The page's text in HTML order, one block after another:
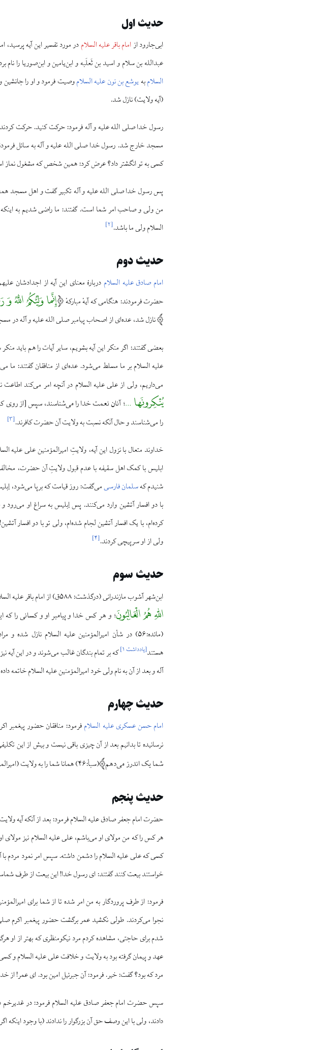
حدیث اول
ابی‌جارود ازامام باقر علیه السلامدر مورد تفسیر این آیه پرسید،
عبدالله بن سلام و اسید بن ثَعلَبه و ابن‌یامین و ابن‌صوریا را
السلامبهیوشع بن نون علیه السلاموصیت فرمود و او را جانشین
(آیه ولایت) نازل شد.
رسول خدا صلی الله علیه و آله فرمود: حرکت کنید. حرکت
مسجد خارج شد. رسول خدا صلی الله علیه و آله به سائل
کسی به تو انگشتر داد؟ عرض کرد: همین شخص که مشغول نماز
پس رسول خدا صلی الله علیه و آله تکبیر گفت و اهل مسجد
من ولی و صاحب امر شما است. گفتند: ما راضی شدیم به اینکه
السلام ولی ما باشد.[۲]
حدیث دوم
امام صادق علیه السلامدربارهٔ معنای این آیه از اجدادشان
حضرت فرمودند: هنگامی که آیهٔ مبارکهٔ إِنَّما وَلِیُّکُمُ اللَّهُ
نازل شد، عده‌ای از اصحاب پیامبر صلی الله علیه و آله در
بعضی گفتند: اگر منکر این آیه بشویم، سایر آیات را هم باید
علیه السلام بر ما مسلط می‌شود. عده‌ای از منافقان گفتند:
می‌داریم، ولی از علی علیه السلام در آنچه امر می‌کند
یُنْکِرونَها …؛آنان نعمت خدا را می‌شناسند، سپس [از روی
را می‌شناسند و حال آنکه نسبت به ولایت آن حضرت کافرند.[۳]
خداوند متعال با نزول این آیه، ولایتِ امیرالمؤمنین علی علیه
ابلیس با کمک اهل سقیفه با عدم قبول ولایتِ آن حضرت،
شنیدم کهسلمان فارسیمی‌گفت: روز قیامت که برپا می‌شود،
با دو افسار آتشین وارد می‌کنند. پس إبلیس به سراغ او می‌رود
کرده‌ام، با یک افسار آتشین لجام شده‌ام، ولی تو با دو افسار
ولی از او سرپیچی کردند.[۴]
حدیث سوم
ابن‌شهر آشوب مازندرانی (درگذشت: ۵۸۸ق) از امام باقر علیه السلام روایت کرده که فرمود: آیه
اللّهِ هُمُ الْغَالِبُونَ؛ و هر کس خدا و پیامبر او و کسانی را که
(مائده:۵۶) در شأن امیرالمؤمنین علیه السلام نازل
هستند[یادداشت ۱ ]که بر تمام بندگان غالب می‌شوند و در این آیه
آله و بعد از آن به نام ولی خود امیرالمؤمنین علیه السلام خاتمه
حدیث چهارم
امام حسن عسکری علیه السلامفرمود: منافقان حضور پیغمبر
نرسانیده تا بدانیم بعد از آن چیزی باقی نیست و بیش از این
شما یک اندرز می‌دهم (سبأ:۴۶) همانا شما را به ولایت (امیرالمؤمنین) سفارش می‌کنم؛ سپس آیه ولایت نازل شد.
حدیث پنجم
حضرت امام جعفر صادق علیه السلام فرمود: بعد از آنکه آیه
هر کس را که من مولای او می‌باشم، علی علیه السلام نیز
کسی که علی علیه السلام را دشمن داشته. سپس امر نمود مردم
خواستند بیعت کنند گفتند: ای رسول خدا! این بیعت از طرف
فرمود: از طرف پروردگار به من امر شده تا از شما برای
نجوا می‌کردند. طولی نکشید عمر برگشت حضور پیغمبر اکرم
شدم برای حاجتی، مشاهده کردم مرد نیکومنظری که بهتر از او
عهد و پیمان گرفته بود به ولایت و خلافت علی علیه السلام و
مرد که بود؟ گفت: خیر. فرمود: آن جبرئیل امین بود. ای عمر!
سپس حضرت امام جعفر صادق علیه السلام فرمود: در غدیرخم
دادند، ولی با این وصف حق آن بزرگوار را ندادند (با وجود اینکه